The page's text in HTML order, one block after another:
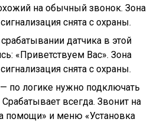
на обычный звонок. Зона
снята с охраны.
датчика в этой
«Приветствуем Вас». Зона
снята с охраны.
— по логике нужно подключать
всегда. Звонит на
помощи» и меню «Установка